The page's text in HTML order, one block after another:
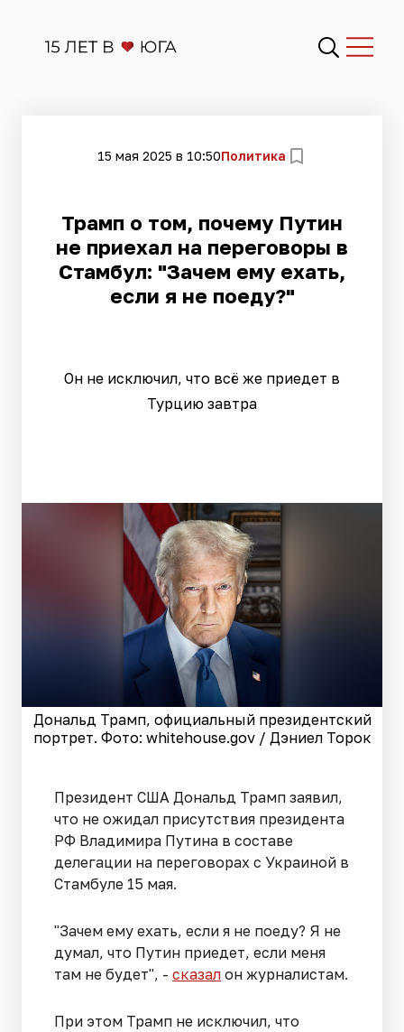
15 мая 2025 в 10:50Политика
Трамп о том, почему Путин
не приехал на переговоры в
Стамбул: "Зачем ему ехать,
если я не поеду?"
Он не исключил, что всё же приедет в
Турцию завтра
Дональд Трамп, официальный президентский
портрет. Фото: whitehouse.gov / Дэниел Торок
Президент США Дональд Трамп заявил,
что не ожидал присутствия президента
РФ Владимира Путина в составе
делегации на переговорах с Украиной в
Стамбуле 15 мая.
"Зачем ему ехать, если я не поеду? Я не
думал, что Путин приедет, если меня
там не будет", - сказал он журналистам.
При этом Трамп не исключил, что